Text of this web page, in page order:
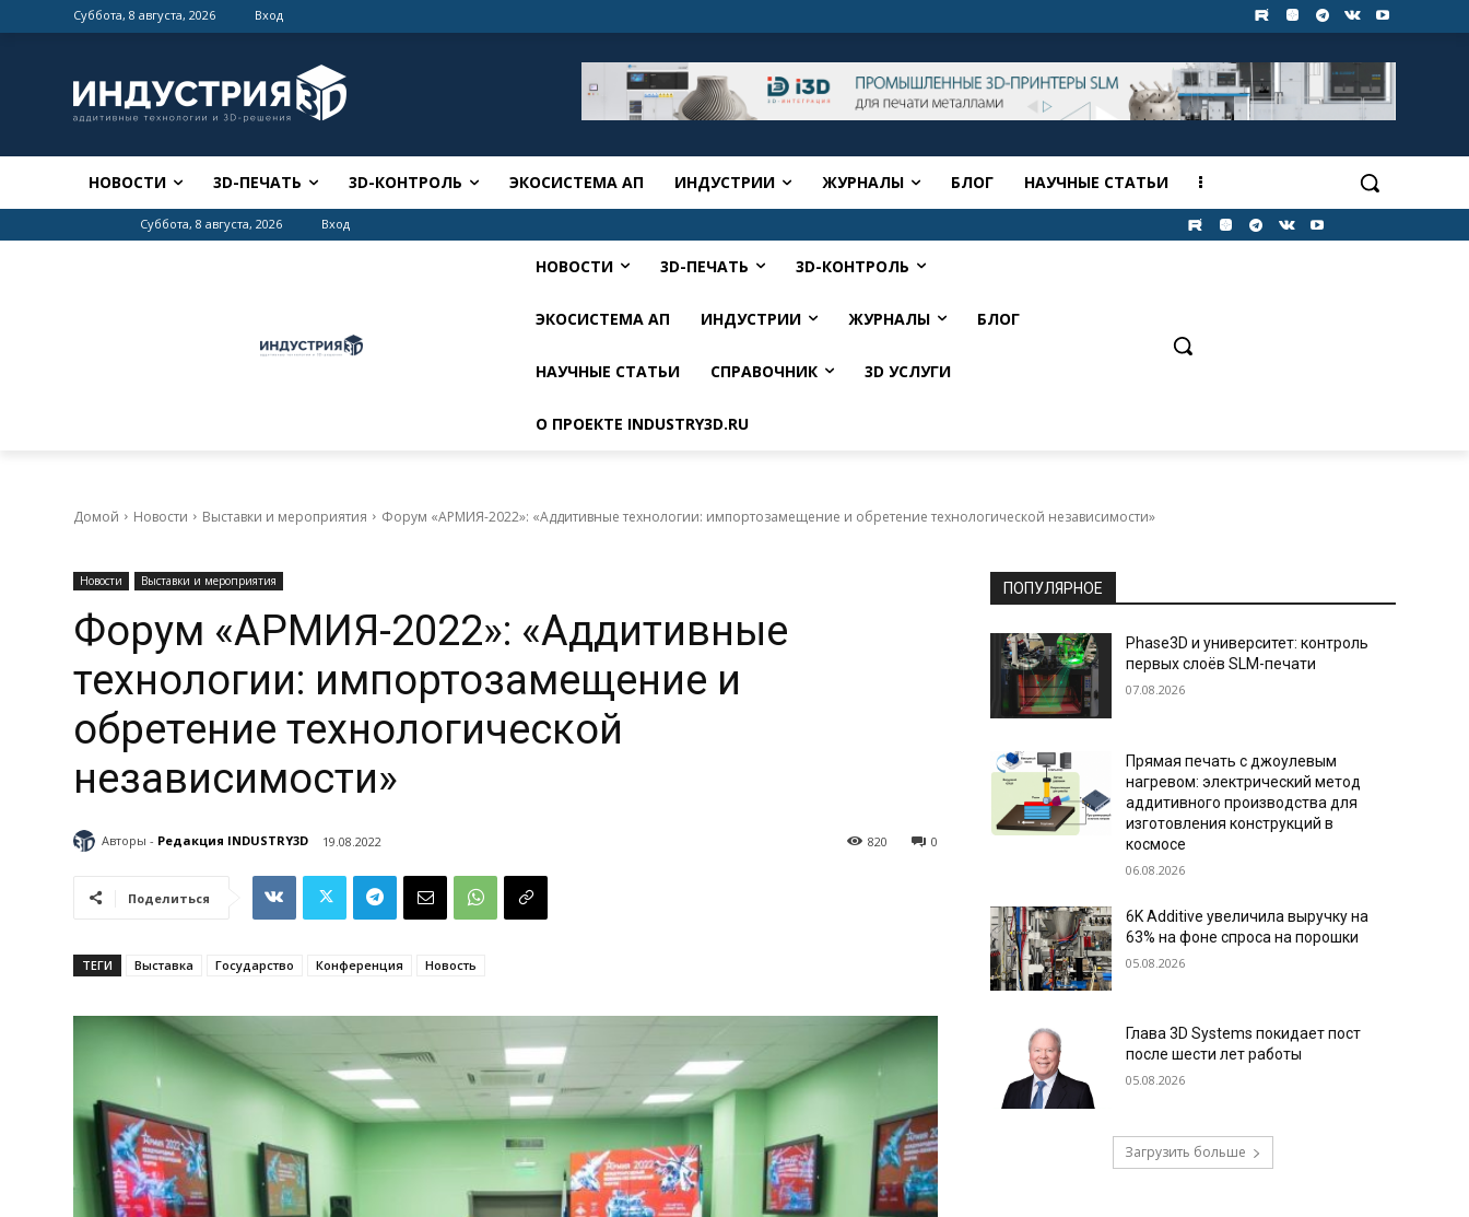
Суббота, 8 августа, 2026 Вход
НОВОСТИ 3D-ПЕЧАТЬ 3D-КОНТРОЛЬ ЭКОСИСТЕМА АП ИНДУСТРИИ ЖУРНАЛЫ БЛОГ НАУЧНЫЕ СТАТЬИ
Суббота, 8 августа, 2026 Вход
НОВОСТИ 3D-ПЕЧАТЬ 3D-КОНТРОЛЬ
ЭКОСИСТЕМА АП ИНДУСТРИИ ЖУРНАЛЫ БЛОГ
НАУЧНЫЕ СТАТЬИ СПРАВОЧНИК 3D УСЛУГИ
О ПРОЕКТЕ INDUSTRY3D.RU
Домой Новости Выставки и мероприятия Форум «АРМИЯ-2022»: «Аддитивные технологии: импортозамещение и обретение технологической независимости»
Новости Выставки и мероприятия
Форум «АРМИЯ-2022»: «Аддитивные
технологии: импортозамещение и
обретение технологической
независимости»
Авторы - Редакция INDUSTRY3D 19.08.2022 0
820
Поделиться
ТЕГИ Выставка Государство Конференция Новость
ПОПУЛЯРНОЕ
Phase3D и университет: контроль
первых слоёв SLM-печати
07.08.2026
Прямая печать с джоулевым
нагревом: электрический метод
аддитивного производства для
изготовления конструкций в
космосе
06.08.2026
6K Additive увеличила выручку на
63% на фоне спроса на порошки
05.08.2026
Глава 3D Systems покидает пост
после шести лет работы
05.08.2026
Загрузить больше